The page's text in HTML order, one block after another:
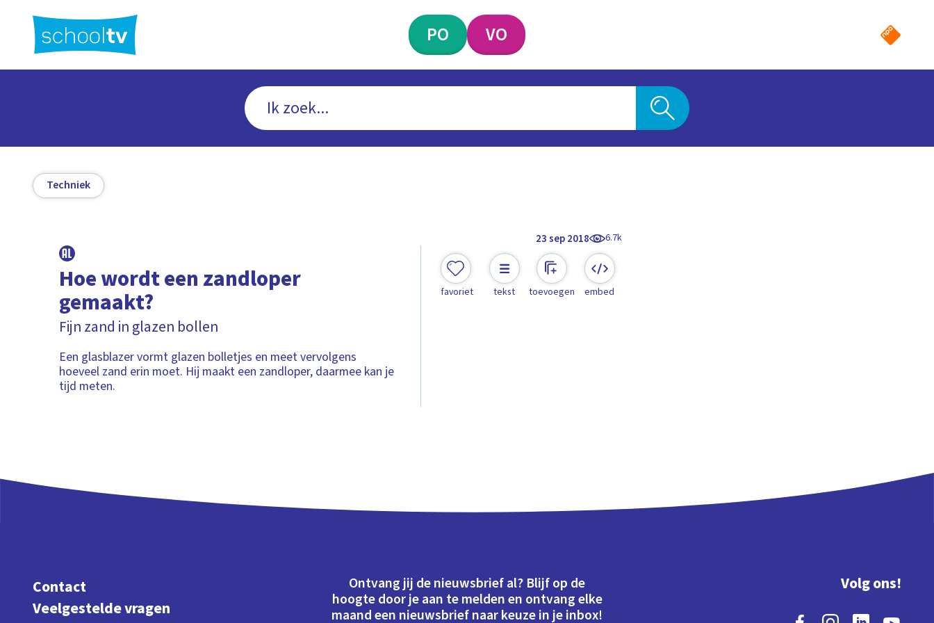
hoofdinhoud
PO VO
Techniek
23 sep 2018 6.7k
Hoe wordt een zandloper
gemaakt?
Fijn zand in glazen bollen
Een glasblazer vormt glazen bolletjes en meet vervolgens
hoeveel zand erin moet. Hij maakt een zandloper, daarmee kan je
tijd meten.
favoriet tekst toevoegen embed
Contact
Veelgestelde vragen
Ontvang jij de nieuwsbrief al? Blijf op de
hoogte door je aan te melden en ontvang elke
maand een nieuwsbrief naar keuze in je inbox!
Volg ons!